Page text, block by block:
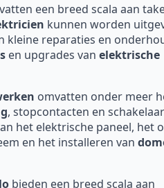
een breed scala aan
kunnen worden
kleine reparaties en
en upgrades van elektrische
omvatten onder meer
, stopcontacten en
het elektrische paneel, het
en het installeren van
bieden een breed scala aan